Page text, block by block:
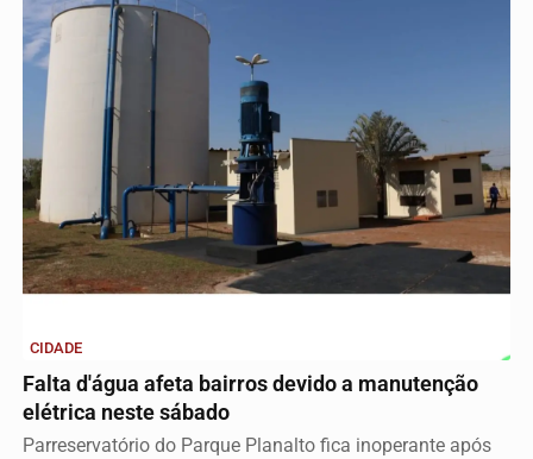
CIDADE
Falta d'água afeta bairros devido a manutenção
elétrica neste sábado
Parreservatório do Parque Planalto fica inoperante após